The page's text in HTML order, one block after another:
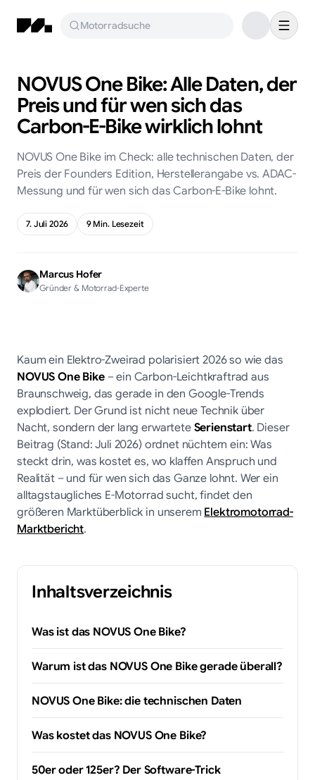
Motorradsuche
NOVUS One Bike: Alle Daten, der
Preis und für wen sich das
Carbon-E-Bike wirklich lohnt
NOVUS One Bike im Check: alle technischen Daten, der
Preis der Founders Edition, Herstellerangabe vs. ADAC-
Messung und für wen sich das Carbon-E-Bike lohnt.
7. Juli 2026 9Min. Lesezeit
Marcus Hofer
Gründer & Motorrad-Experte
Kaum ein Elektro-Zweirad polarisiert 2026 so wie das
NOVUS One Bike– ein Carbon-Leichtkraftrad aus
Braunschweig, das gerade in den Google-Trends
explodiert. Der Grund ist nicht neue Technik über
Nacht, sondern der lang erwarteteSerienstart. Dieser
Beitrag (Stand: Juli 2026) ordnet nüchtern ein: Was
steckt drin, was kostet es, wo klaffen Anspruch und
Realität – und für wen sich das Ganze lohnt. Wer ein
alltagstaugliches E-Motorrad sucht, findet den
größeren Marktüberblick in unseremElektromotorrad-
Marktbericht.
Inhaltsverzeichnis
Was ist das NOVUS One Bike?
Warum ist das NOVUS One Bike gerade überall?
NOVUS One Bike: die technischen Daten
Was kostet das NOVUS One Bike?
50er oder 125er? Der Software-Trick